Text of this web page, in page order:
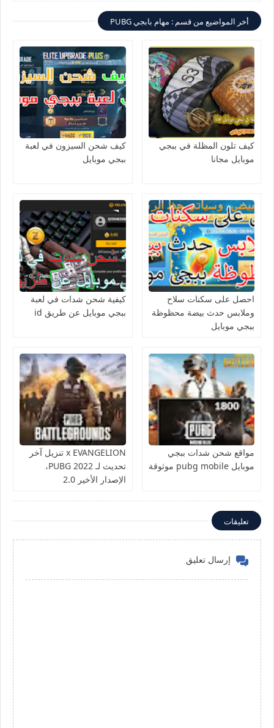
أخر المواضيع من قسم : مهام بابجي PUBG
كيف تلون المظلة في ببجي
موبايل مجانا
كيف شحن السيزون في لعبة
ببجي موبايل
احصل على سكنات سلاح
وملابس حدث بيضة محظوظة
ببجي موبايل
كيفية شحن شدات في لعبة
ببجي موبايل عن طريق id
مواقع شحن شدات ببجي
موبايل pubg mobile موثوقة
x EVANGELION تنزيل آخر
تحديث لـ PUBG 2022،
الإصدار الأخير 2.0
تعليقات
إرسال تعليق